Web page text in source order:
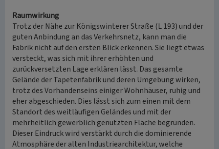
Raumwirkung
Trotz der Nähe zur Königswinterer Straße (L 193) und der
guten Anbindung an das Verkehrsnetz, kann man die
Fabrik nicht auf den ersten Blick erkennen. Sie liegt etwas
versteckt, was sich mit ihrer erhöhten und
zurückversetzten Lage erklären lässt. Das gesamte
Gelände der Tapetenfabrik und deren Umgebung wirken,
trotz des Vorhandenseins einiger Wohnhäuser, ruhig und
eher abgeschieden. Dies lässt sich zum einen mit dem
Standort des weitläufigen Geländes und mit der
mehrheitlich gewerblich genutzten Fläche begründen.
Dieser Eindruck wird verstärkt durch die dominierende
Atmosphäre der alten Industriearchitektur, welche